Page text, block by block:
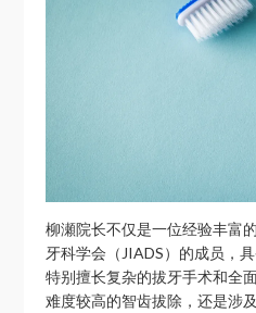
柳瀬院长不仅是一位经验丰富
牙科学会（JIADS）的成员，
特别擅长复杂的拔牙手术和全
难度较高的智齿拔除，还是涉